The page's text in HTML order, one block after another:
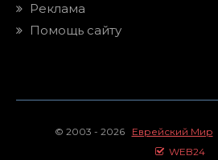
Реклама
Помощь сайту
© 2003 - 2026 Еврейский Мир
WEB24